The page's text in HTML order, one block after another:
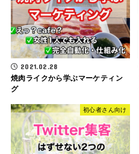
2021.02.28
焼肉ライクから学ぶマーケティン
グ
初心者さん向け